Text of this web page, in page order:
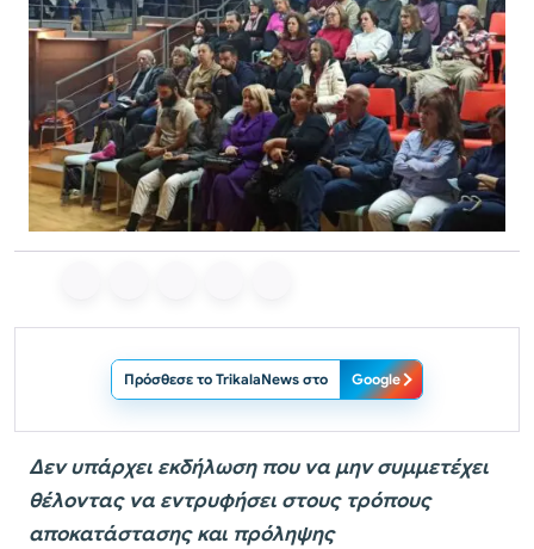
Πρόσθεσε το TrikalaNews στο Google
Δεν υπάρχει εκδήλωση που να μην συμμετέχει
θέλοντας να εντρυφήσει στους τρόπους
αποκατάστασης και πρόληψης